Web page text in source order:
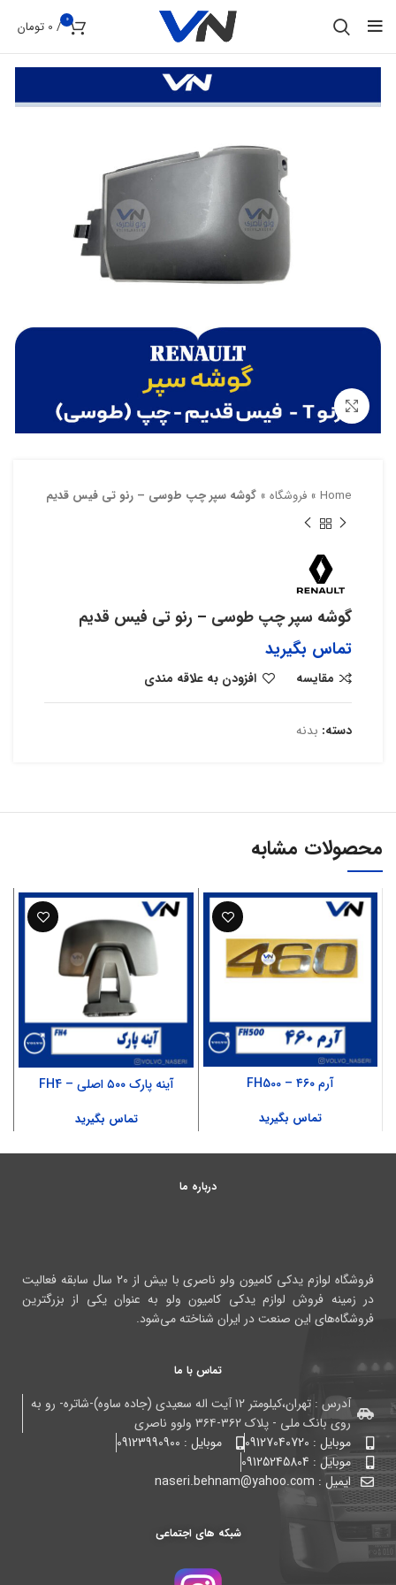
0
/
0 تومان
بزرگنمایی تصویر
Home
» فروشگاه » گوشه سپر چپ طوسی – رنو تی فیس قدیم
گوشه سپر چپ طوسی – رنو تی فیس قدیم
تماس بگیرید
مقایسه افزودن به علاقه مندی
دسته: بدنه
محصولات مشابه
آرم ۴۶۰ – FH500
تماس بگیرید
آینه پارک ۵۰۰ اصلی – FH4
تماس بگیرید
درباره ما
فروشگاه لوازم یدکی کامیون ولو ناصری با بیش از ۲۰ سال سابقه فعالیت
در زمینه فروش لوازم یدکی کامیون ولو به عنوان یکی از بزرگترین
فروشگاه‌های این صنعت در ایران شناخته می‌شود.
تماس با ما
آدرس : تهران،کیلومتر ۱۲ آیت اله سعیدی (جاده ساوه)-شاتره- رو به
روی بانک ملی - پلاک ۳۶۲-۳۶۴ ولوو ناصری
موبایل : 09127040720
موبایل : 09123990900
موبایل : 09125245804
ایمیل : naseri.behnam@yahoo.com
شبکه های اجتماعی